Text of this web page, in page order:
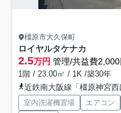
橿原市大久保町
ロイヤルタケナカ
2.5万円 管理/共益費2,000
1階 / 23.00㎡ / 1K /築30年
近鉄南大阪線「橿原神宮
室内洗濯機置場 エアコン